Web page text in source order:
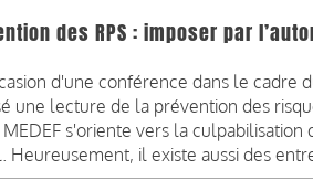
des RPS : imposer par
d'une conférence dans le cadre
une lecture de la prévention des
s'oriente vers la
Heureusement, il existe aussi des